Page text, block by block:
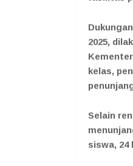
2025,
kelas,
Selain
siswa, 24